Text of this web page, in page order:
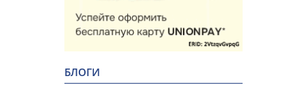
БЛОГИ